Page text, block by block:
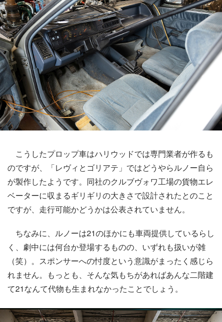
こうしたプロップ車はハリウッドでは専門業者が作るも
のですが、「レヴィとゴリアテ」ではどうやらルノー自ら
が製作したようです。同社のクルブヴォワ工場の貨物エレ
ベーターに収まるギリギリの大きさで設計されたとのこと
ですが、走行可能かどうかは公表されていません。
ちなみに、ルノーは21のほかにも車両提供しているらし
く、劇中には何台か登場するものの、いずれも扱いが雑
（笑）。スポンサーへの忖度という意識がまったく感じら
れません。もっとも、そんな気もちがあればあんな二階建
て21なんて代物も生まれなかったことでしょう。